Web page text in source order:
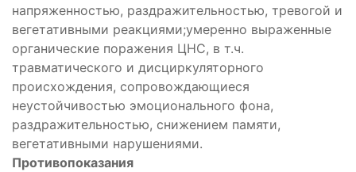
напряженностью, раздражительностью, тревогой и
вегетативными реакциями;умеренно выраженные
органические поражения ЦНС, в т.ч.
травматического и дисциркуляторного
происхождения, сопровождающиеся
неустойчивостью эмоционального фона,
раздражительностью, снижением памяти,
вегетативными нарушениями.
Противопоказания